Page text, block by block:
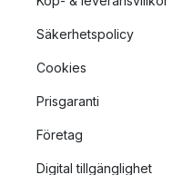
Säkerhetspolicy
Cookies
Prisgaranti
Företag
Digital tillgänglighet